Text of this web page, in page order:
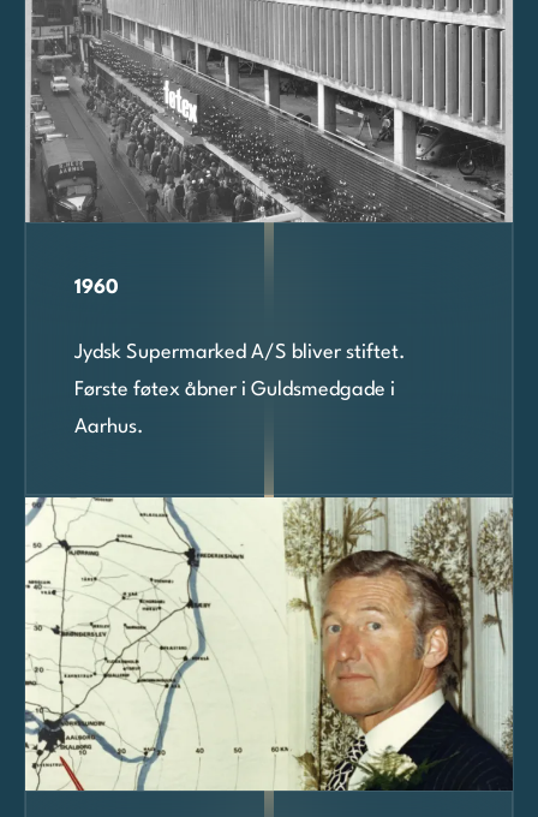
1960
Jydsk Supermarked A/S bliver stiftet.
Første føtex åbner i Guldsmedgade i
Aarhus.